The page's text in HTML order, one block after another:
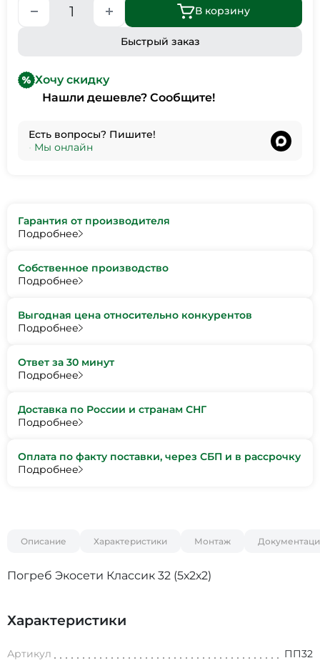
В корзину
Быстрый заказ
Хочу скидку
Нашли дешевле? Сообщите!
Есть вопросы? Пишите!
• Мы онлайн
Гарантия от производителя
Подробнее
Собственное производство
Подробнее
Выгодная цена относительно конкурентов
Подробнее
Ответ за 30 минут
Подробнее
Доставка по России и странам СНГ
Подробнее
Оплата по факту поставки, через СБП и в рассрочку
Подробнее
Описание Характеристики Монтаж
Погреб Экосети Классик 32 (5х2х2)
Характеристики
Артикул
ПП32